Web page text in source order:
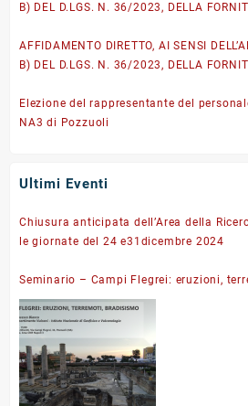
B) DEL D.LGS. N. 36/2023, DELLA
AMBIENTALE per il rifornimento del
Territoriale di ricerca NA3, nell’ambito
AFFIDAMENTO DIRETTO, AI SENSI
B) DEL D.LGS. N. 36/2023, DELLA
AMBIENTALE per il rifornimento del
Territoriale di ricerca NA3, nell’ambito
Elezione del rappresentante del
NA3 di Pozzuoli
Ultimi Eventi
Chiusura anticipata dell’Area della
le giornate del 24 e31dicembre 2024
Seminario – Campi Flegrei: eruzioni,